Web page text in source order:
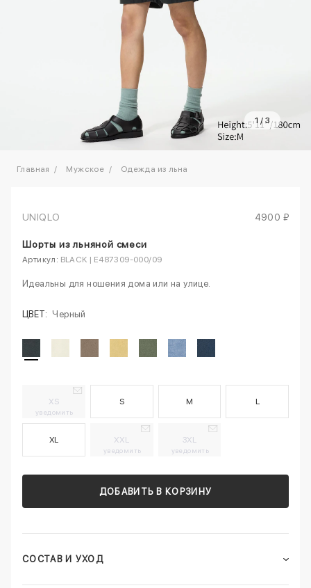
1 / 3
Главная Мужское Одежда из льна
UNIQLO 4900 ₽
Шорты из льняной смеси
Артикул: BLACK | E487309-000/09
Идеальны для ношения дома или на улице.
ЦВЕТ: Черный
XS
уведомить
S M L
XL XXL
уведомить
3XL
уведомить
ДОБАВИТЬ В КОРЗИНУ
СОСТАВ И УХОД